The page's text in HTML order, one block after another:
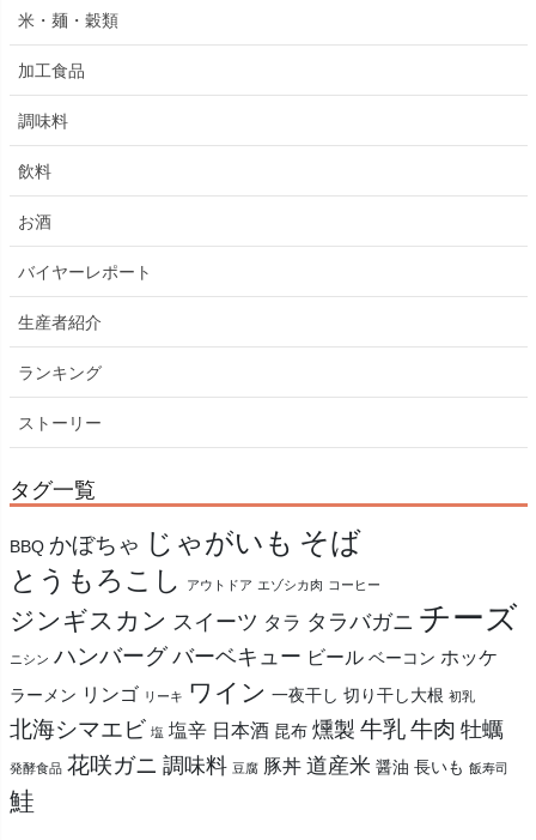
米・麺・穀類
加工食品
調味料
飲料
お酒
バイヤーレポート
生産者紹介
ランキング
ストーリー
タグ一覧
BBQ かぼちゃ じゃがいも そば
とうもろこし アウトドア エゾシカ肉 コーヒー
ジンギスカン スイーツ タラ タラバガニ チーズ
ニシン ハンバーグ バーベキュー ビール ベーコン ホッケ
ラーメン リンゴ リーキ ワイン 一夜干し 切り干し大根 初乳
北海シマエビ 塩 塩辛 日本酒 昆布 燻製 牛乳 牛肉 牡蠣
発酵食品 花咲ガニ 調味料 豆腐 豚丼 道産米 醤油 長いも 飯寿司
鮭